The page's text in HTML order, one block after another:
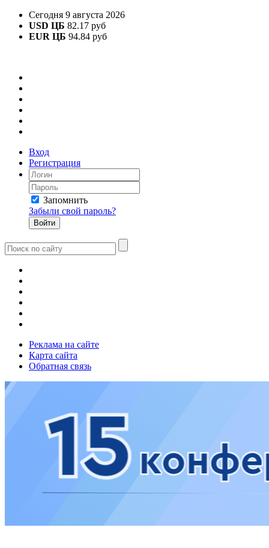
Сегодня 9 августа 2026
USD ЦБ 82.17 руб
EUR ЦБ 94.84 руб
Вход
Регистрация
Запомнить
Забыли свой пароль?
Реклама на сайте
Карта сайта
Обратная связь